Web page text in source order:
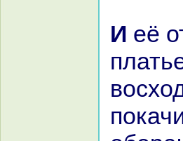
И её открыли в четвёртом